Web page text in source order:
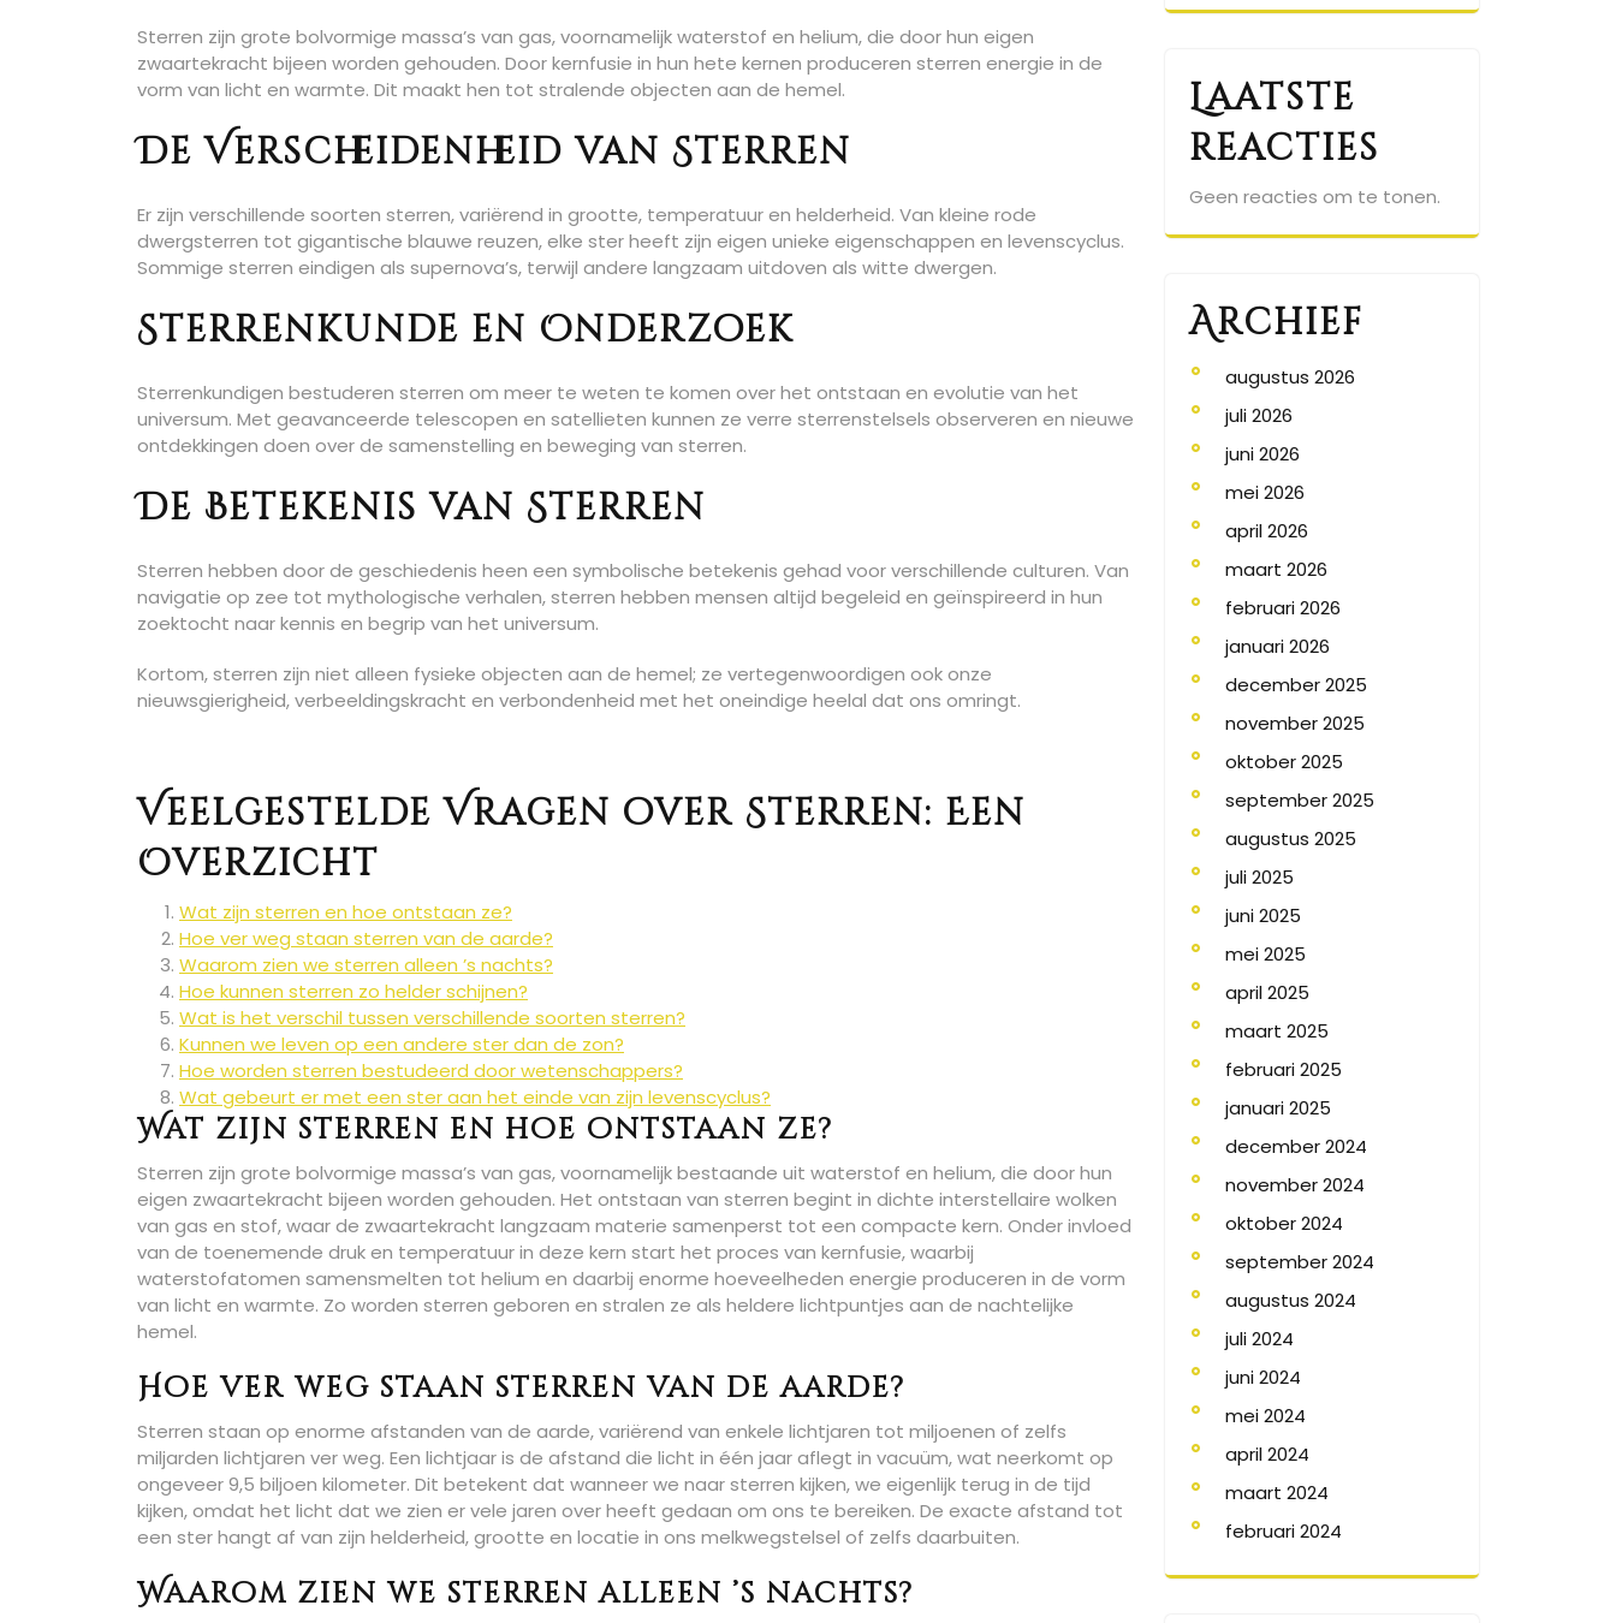
Sterren zijn grote bolvormige massa’s van gas, voornamelijk waterstof en helium, die door hun eigen
zwaartekracht bijeen worden gehouden. Door kernfusie in hun hete kernen produceren sterren energie in de
vorm van licht en warmte. Dit maakt hen tot stralende objecten aan de hemel.
De Verscheidenheid van Sterren
Er zijn verschillende soorten sterren, variërend in grootte, temperatuur en helderheid. Van kleine rode
dwergsterren tot gigantische blauwe reuzen, elke ster heeft zijn eigen unieke eigenschappen en levenscyclus.
Sommige sterren eindigen als supernova’s, terwijl andere langzaam uitdoven als witte dwergen.
Sterrenkunde en Onderzoek
Sterrenkundigen bestuderen sterren om meer te weten te komen over het ontstaan en evolutie van het
universum. Met geavanceerde telescopen en satellieten kunnen ze verre sterrenstelsels observeren en nieuwe
ontdekkingen doen over de samenstelling en beweging van sterren.
De Betekenis van Sterren
Sterren hebben door de geschiedenis heen een symbolische betekenis gehad voor verschillende culturen. Van
navigatie op zee tot mythologische verhalen, sterren hebben mensen altijd begeleid en geïnspireerd in hun
zoektocht naar kennis en begrip van het universum.
Kortom, sterren zijn niet alleen fysieke objecten aan de hemel; ze vertegenwoordigen ook onze
nieuwsgierigheid, verbeeldingskracht en verbondenheid met het oneindige heelal dat ons omringt.
Veelgestelde Vragen over Sterren: Een
Overzicht
Wat zijn sterren en hoe ontstaan ze?
Hoe ver weg staan sterren van de aarde?
Waarom zien we sterren alleen ’s nachts?
Hoe kunnen sterren zo helder schijnen?
Wat is het verschil tussen verschillende soorten sterren?
Kunnen we leven op een andere ster dan de zon?
Hoe worden sterren bestudeerd door wetenschappers?
Wat gebeurt er met een ster aan het einde van zijn levenscyclus?
Wat zijn sterren en hoe ontstaan ze?
Sterren zijn grote bolvormige massa’s van gas, voornamelijk bestaande uit waterstof en helium, die door hun
eigen zwaartekracht bijeen worden gehouden. Het ontstaan van sterren begint in dichte interstellaire wolken
van gas en stof, waar de zwaartekracht langzaam materie samenperst tot een compacte kern. Onder invloed
van de toenemende druk en temperatuur in deze kern start het proces van kernfusie, waarbij
waterstofatomen samensmelten tot helium en daarbij enorme hoeveelheden energie produceren in de vorm
van licht en warmte. Zo worden sterren geboren en stralen ze als heldere lichtpuntjes aan de nachtelijke
hemel.
Hoe ver weg staan sterren van de aarde?
Sterren staan op enorme afstanden van de aarde, variërend van enkele lichtjaren tot miljoenen of zelfs
miljarden lichtjaren ver weg. Een lichtjaar is de afstand die licht in één jaar aflegt in vacuüm, wat neerkomt op
ongeveer 9,5 biljoen kilometer. Dit betekent dat wanneer we naar sterren kijken, we eigenlijk terug in de tijd
kijken, omdat het licht dat we zien er vele jaren over heeft gedaan om ons te bereiken. De exacte afstand tot
een ster hangt af van zijn helderheid, grootte en locatie in ons melkwegstelsel of zelfs daarbuiten.
Waarom zien we sterren alleen ’s nachts?
Laatste
reacties
Geen reacties om te tonen.
Archief
augustus 2026
juli 2026
juni 2026
mei 2026
april 2026
maart 2026
februari 2026
januari 2026
december 2025
november 2025
oktober 2025
september 2025
augustus 2025
juli 2025
juni 2025
mei 2025
april 2025
maart 2025
februari 2025
januari 2025
december 2024
november 2024
oktober 2024
september 2024
augustus 2024
juli 2024
juni 2024
mei 2024
april 2024
maart 2024
februari 2024